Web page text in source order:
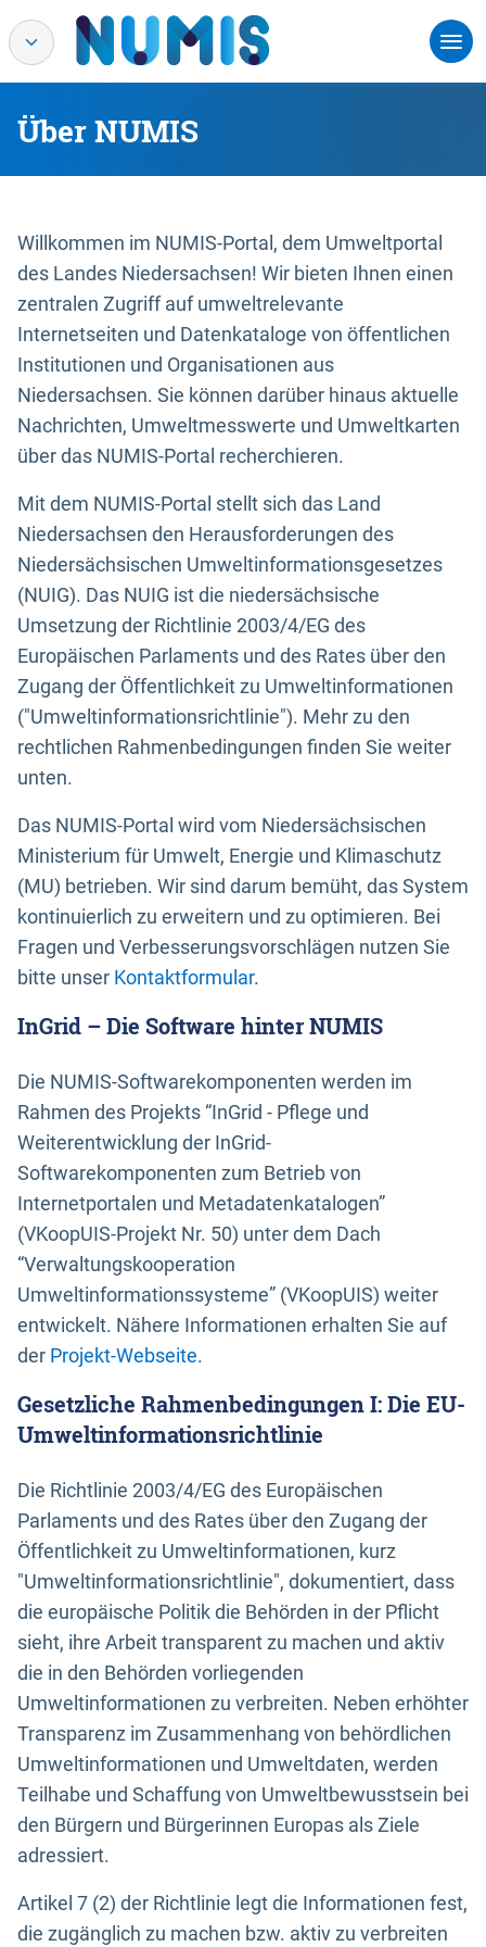
Über NUMIS
Willkommen im NUMIS-Portal, dem Umweltportal
des Landes Niedersachsen! Wir bieten Ihnen einen
zentralen Zugriff auf umweltrelevante
Internetseiten und Datenkataloge von öffentlichen
Institutionen und Organisationen aus
Niedersachsen. Sie können darüber hinaus aktuelle
Nachrichten, Umweltmesswerte und Umweltkarten
über das NUMIS-Portal recherchieren.
Mit dem NUMIS-Portal stellt sich das Land
Niedersachsen den Herausforderungen des
Niedersächsischen Umweltinformationsgesetzes
(NUIG). Das NUIG ist die niedersächsische
Umsetzung der Richtlinie 2003/4/EG des
Europäischen Parlaments und des Rates über den
Zugang der Öffentlichkeit zu Umweltinformationen
("Umweltinformationsrichtlinie"). Mehr zu den
rechtlichen Rahmenbedingungen finden Sie weiter
unten.
Das NUMIS-Portal wird vom Niedersächsischen
Ministerium für Umwelt, Energie und Klimaschutz
(MU) betrieben. Wir sind darum bemüht, das System
kontinuierlich zu erweitern und zu optimieren. Bei
Fragen und Verbesserungsvorschlägen nutzen Sie
bitte unser Kontaktformular.
InGrid – Die Software hinter NUMIS
Die NUMIS-Softwarekomponenten werden im
Rahmen des Projekts “InGrid - Pflege und
Weiterentwicklung der InGrid-
Softwarekomponenten zum Betrieb von
Internetportalen und Metadatenkatalogen”
(VKoopUIS-Projekt Nr. 50) unter dem Dach
“Verwaltungskooperation
Umweltinformationssysteme” (VKoopUIS) weiter
entwickelt. Nähere Informationen erhalten Sie auf
der Projekt-Webseite.
Gesetzliche Rahmenbedingungen I: Die EU-
Umweltinformationsrichtlinie
Die Richtlinie 2003/4/EG des Europäischen
Parlaments und des Rates über den Zugang der
Öffentlichkeit zu Umweltinformationen, kurz
"Umweltinformationsrichtlinie", dokumentiert, dass
die europäische Politik die Behörden in der Pflicht
sieht, ihre Arbeit transparent zu machen und aktiv
die in den Behörden vorliegenden
Umweltinformationen zu verbreiten. Neben erhöhter
Transparenz im Zusammenhang von behördlichen
Umweltinformationen und Umweltdaten, werden
Teilhabe und Schaffung von Umweltbewusstsein bei
den Bürgern und Bürgerinnen Europas als Ziele
adressiert.
Artikel 7 (2) der Richtlinie legt die Informationen fest,
die zugänglich zu machen bzw. aktiv zu verbreiten